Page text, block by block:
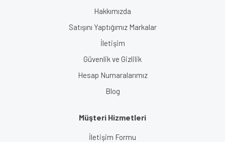
Hakkımızda
Satışını Yaptığımız Markalar
İletişim
Güvenlik ve Gizlilik
Hesap Numaralarımız
Blog
Müşteri Hizmetleri
İletişim Formu